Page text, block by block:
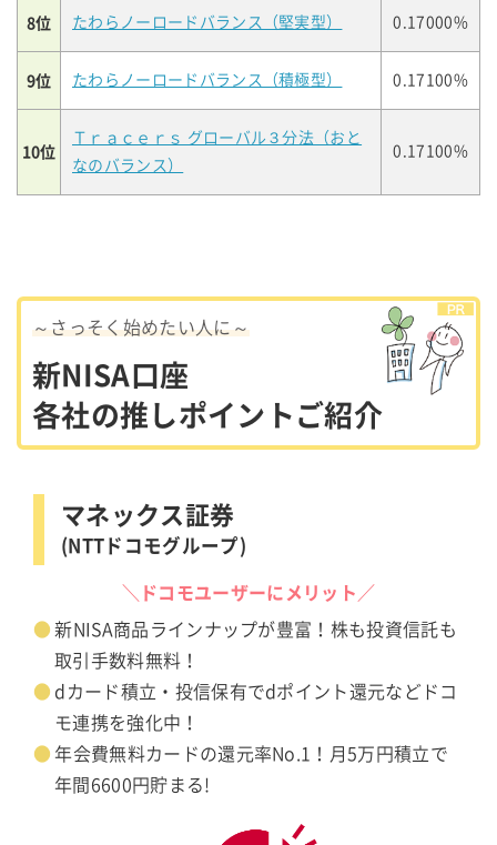
8位 たわらノーロードバランス（堅実型） 0.17000%
9位 たわらノーロードバランス（積極型） 0.17100%
10位
Ｔｒａｃｅｒｓ グローバル３分法（おと
なのバランス）
0.17100%
～さっそく始めたい人に～
新NISA口座
各社の推しポイントご紹介
マネックス証券
(NTTドコモグループ)
＼ドコモユーザーにメリット／
新NISA商品ラインナップが豊富！株も投資信託も
取引手数料無料！
dカード積立・投信保有でdポイント還元などドコ
モ連携を強化中！
年会費無料カードの還元率No.1！月5万円積立で
年間6600円貯まる!